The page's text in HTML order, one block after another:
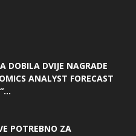
DOBILA DVIJE NAGRADE
ANALYST FORECAST
POTREBNO ZA